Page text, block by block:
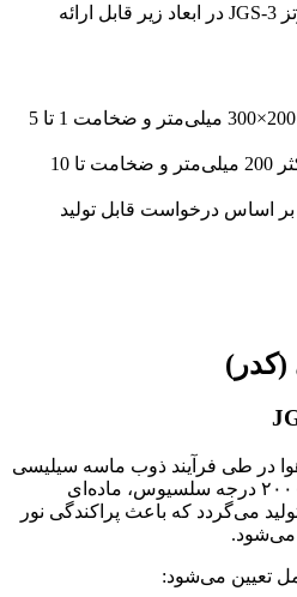
محصولات ساخته شده از کوارتز JGS-3 در ابعاد زیر قابل ارائه
صفحات به ابعاد حداکثر 200×300 میلی‌متر و ضخامت 1 تا 5
دیسک‌هایی با قطر حداکثر 200 میلی‌متر و ضخامت تا 10
بر اساس درخواست قابل تولید
در طی فرآیند ذوب ماسه سیلیسی
ایجاد می‌شود. در دمای حدود ۲۰۰۰ درجه سلسیوس، ماده‌ای
می‌گردد که باعث پراکندگی نور
می‌شود.
تعیین می‌شود: